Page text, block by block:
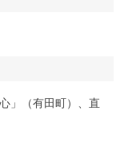
」（有田町）、直